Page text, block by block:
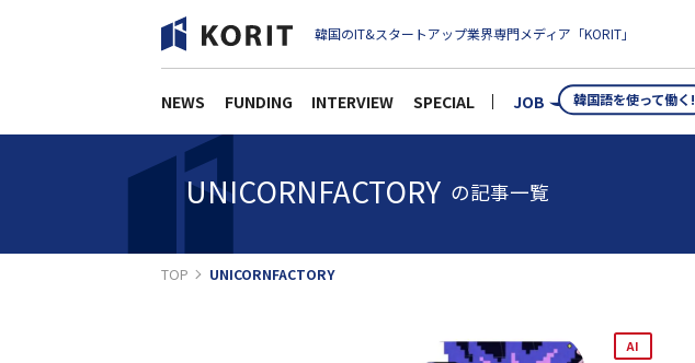
韓国のIT&スタートアップ業界専門メディア「KORIT」
NEWS FUNDING INTERVIEW SPECIAL JOB 韓国語を使って働く!
UNICORNFACTORY の記事一覧
TOP UNICORNFACTORY
AI